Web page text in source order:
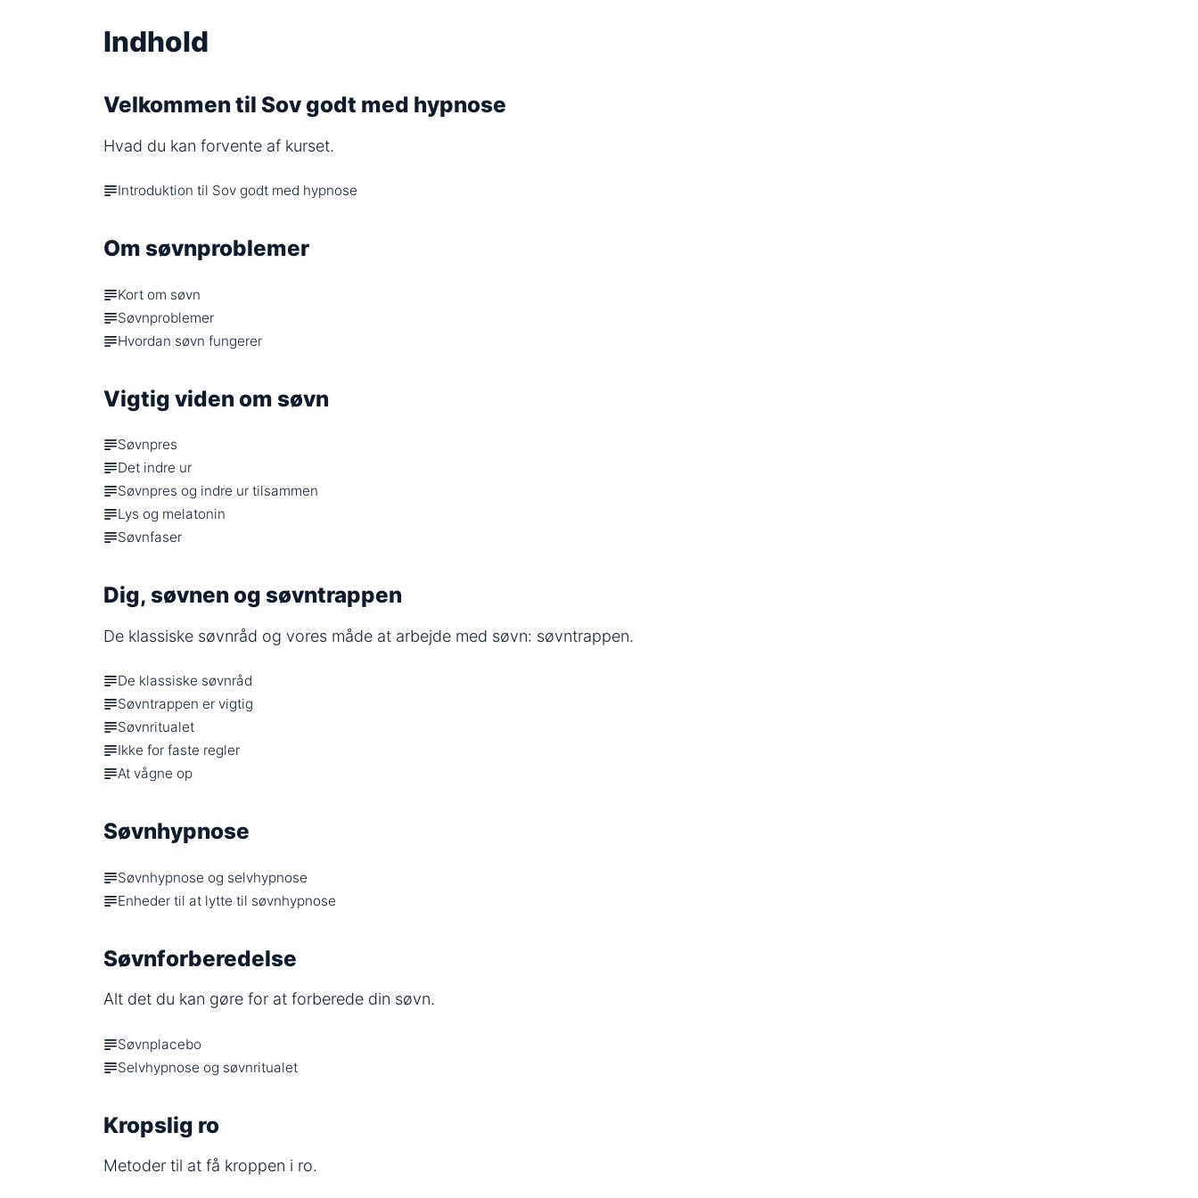
Indhold
Velkommen til Sov godt med hypnose
Hvad du kan forvente af kurset.
Introduktion til Sov godt med hypnose
Om søvnproblemer
Kort om søvn
Søvnproblemer
Hvordan søvn fungerer
Vigtig viden om søvn
Søvnpres
Det indre ur
Søvnpres og indre ur tilsammen
Lys og melatonin
Søvnfaser
Dig, søvnen og søvntrappen
De klassiske søvnråd og vores måde at arbejde med søvn: søvntrappen.
De klassiske søvnråd
Søvntrappen er vigtig
Søvnritualet
Ikke for faste regler
At vågne op
Søvnhypnose
Søvnhypnose og selvhypnose
Enheder til at lytte til søvnhypnose
Søvnforberedelse
Alt det du kan gøre for at forberede din søvn.
Søvnplacebo
Selvhypnose og søvnritualet
Kropslig ro
Metoder til at få kroppen i ro.